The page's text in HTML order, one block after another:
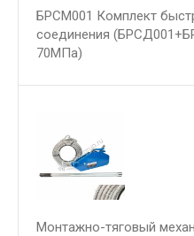
БРСМ001 Комплект
соединения
70МПа)
Монтажно-тяговый